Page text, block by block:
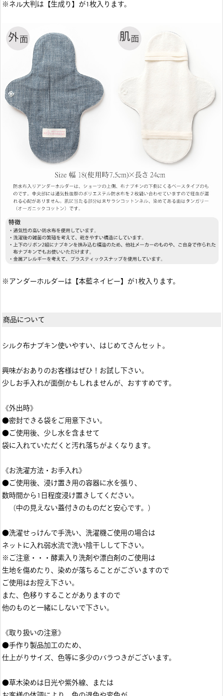
※ネル大判は【生成り】が1枚入ります。
※アンダーホルダーは【本藍ネイビー】が1枚入ります。
商品について
シルク布ナプキン使いやすい、はじめてさんセット。
興味がおありのお客様はぜひ！お試し下さい。
少しお手入れが面倒かもしれませんが、おすすめです。
《外出時》
●密封できる袋をご用意下さい。
●ご使用後、少し水を含ませて
袋に入れていただくと汚れ落ちがよくなります。
《お洗濯方法・お手入れ》
●ご使用後、浸け置き用の容器に水を張り、
数時間から1日程度浸け置きしてください。
（中の見えない蓋付きのものだと安心です。）
●洗濯せっけんで手洗い、洗濯機ご使用の場合は
ネットに入れ弱水流で洗い陰干しして下さい。
※ご注意・・・酵素入り洗剤や漂白剤のご使用は
生地を傷めたり、染めが落ちることがございますので
ご使用はお控え下さい。
また、色移りすることがありますので
他のものと一緒にしないで下さい。
《取り扱いの注意》
●手作り製品加工のため、
仕上がりサイズ、色等に多少のバラつきがございます。
●草木染めは日光や紫外線、または